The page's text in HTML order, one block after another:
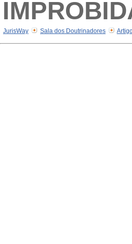
JurisWay Sala dos Doutrinadores